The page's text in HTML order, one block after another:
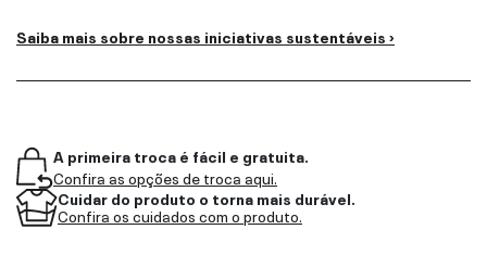
Saiba mais sobre nossas iniciativas sustentáveis ›
A primeira troca é fácil e gratuita.
Confira as opções de troca aqui.
Cuidar do produto o torna mais durável.
Confira os cuidados com o produto.